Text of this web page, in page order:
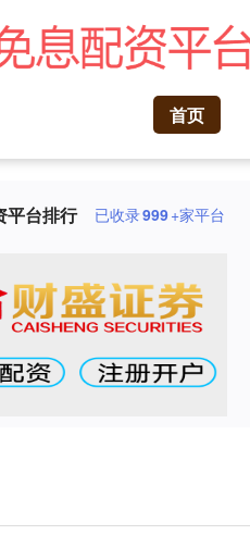
首页
平台排行 已收录999+家平台